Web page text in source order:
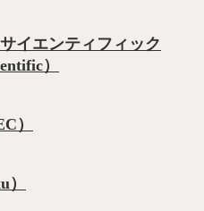
イエンティフィック
）
）